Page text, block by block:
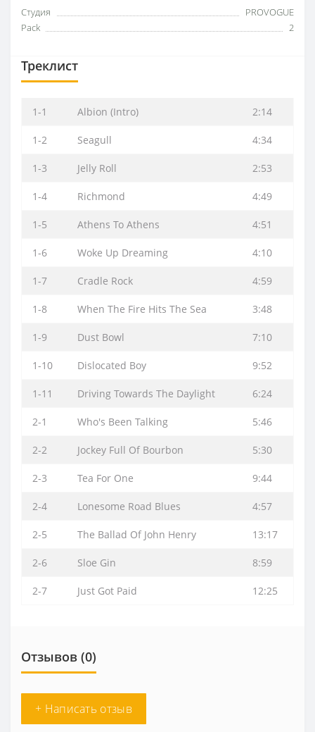
Студия
PROVOGUE
Pack
2
Треклист
1-1 Albion (Intro) 2:14
1-2 Seagull 4:34
1-3 Jelly Roll 2:53
1-4 Richmond 4:49
1-5 Athens To Athens 4:51
1-6 Woke Up Dreaming 4:10
1-7 Cradle Rock 4:59
1-8 When The Fire Hits The Sea 3:48
1-9 Dust Bowl 7:10
1-10 Dislocated Boy 9:52
1-11 Driving Towards The Daylight 6:24
2-1 Who's Been Talking 5:46
2-2 Jockey Full Of Bourbon 5:30
2-3 Tea For One 9:44
2-4 Lonesome Road Blues 4:57
2-5 The Ballad Of John Henry 13:17
2-6 Sloe Gin 8:59
2-7 Just Got Paid 12:25
Отзывов (0)
+ Написать отзыв